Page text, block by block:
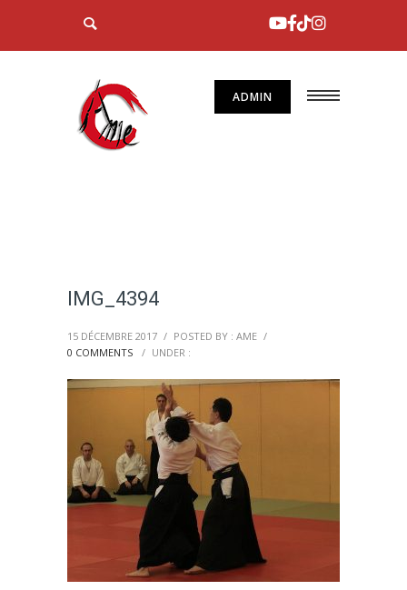
ADMIN
IMG_4394
15 DÉCEMBRE 2017 / POSTED BY : AME /
0 COMMENTS
/ UNDER :